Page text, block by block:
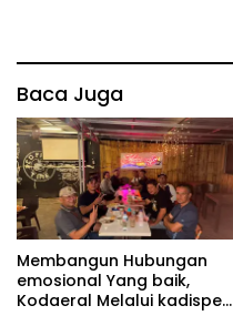
Baca Juga
Membangun Hubungan
emosional Yang baik,
Kodaeral Melalui kadispen